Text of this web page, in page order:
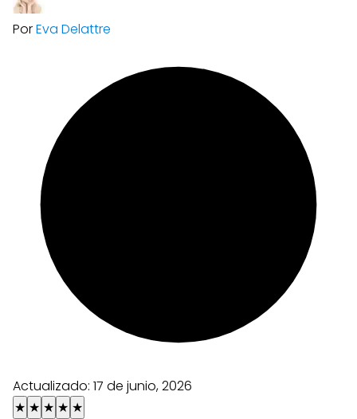
PorEva Delattre
Actualizado: 17 de junio, 2026
★ ★ ★ ★ ★